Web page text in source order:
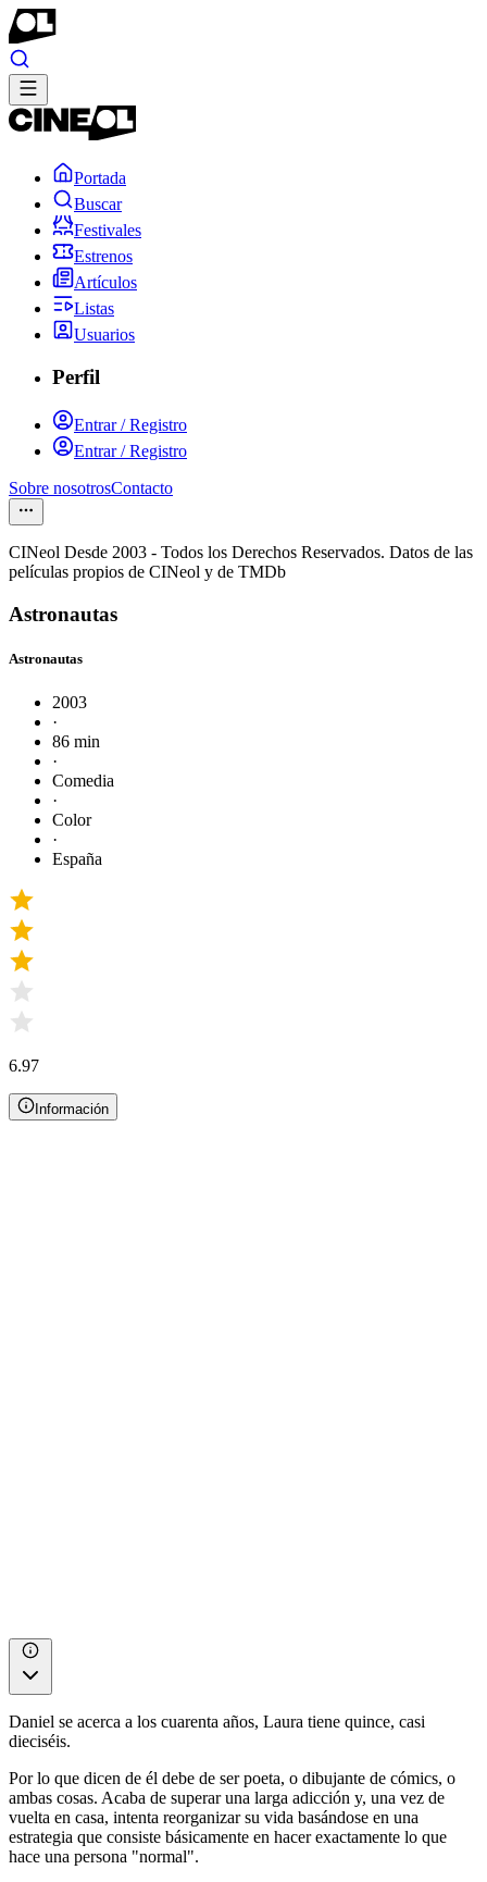
Portada
Buscar
Festivales
Estrenos
Artículos
Listas
Usuarios
Perfil
Entrar / Registro
Entrar / Registro
Sobre nosotrosContacto
CINeol Desde 2003 - Todos los Derechos Reservados. Datos de las
películas propios de CINeol y de TMDb
Astronautas
Astronautas
2003
·
86 min
·
Comedia
·
Color
·
España
6.97
Información
Daniel se acerca a los cuarenta años, Laura tiene quince, casi
dieciséis.
Por lo que dicen de él debe de ser poeta, o dibujante de cómics, o
ambas cosas. Acaba de superar una larga adicción y, una vez de
vuelta en casa, intenta reorganizar su vida basándose en una
estrategia que consiste básicamente en hacer exactamente lo que
hace una persona "normal".